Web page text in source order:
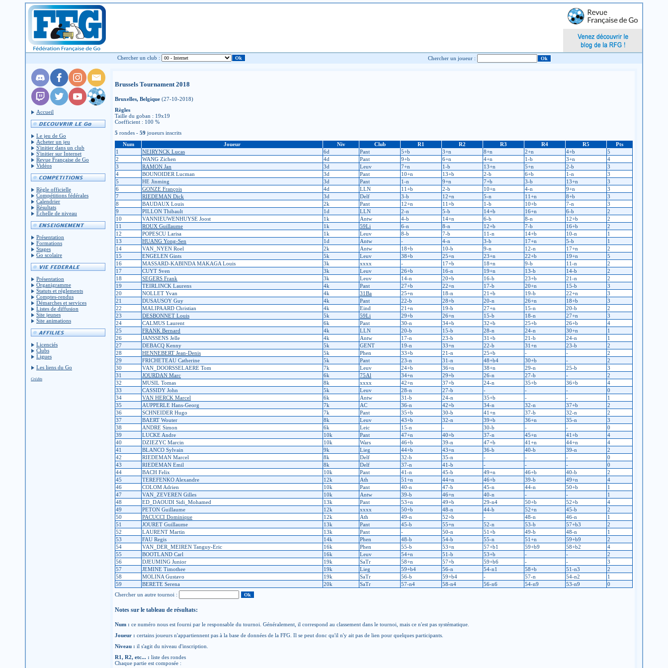
Chercher un club : Chercher un joueur :
Accueil
Le jeu de Go
Acheter un jeu
S'initier dans un club
S'initier sur Internet
Revue Française de Go
Vidéos
Règle officielle
Compétitions fédérales
Calendrier
Résultats
Échelle de niveau
Présentation
Formations
Stages
Go scolaire
Présentation
Organigramme
Statuts et réglements
Comptes-rendus
Démarches et services
Listes de diffusion
Site jeunes
Site animations
Licenciés
Clubs
Ligues
Les liens du Go
Crédits
Brussels Tournament 2018
Bruxelles, Belgique (27-10-2018)
Règles
Taille du goban : 19x19
Coefficient : 100 %
5 rondes - 59 joueurs inscrits
Num
Joueur Niv Club R1 R2 R3 R4 R5
Pts
1
NEIRYNCK Lucas 6d Pant 5+b 3+n 8+n 2+n 4+b
5
2
WANG Zichen 4d Pant 9+b 6+n 4+n 1-b 3+n
4
3
RAMON Jan 3d Leuv 7+n 1-b 13+n 5+n 2-b
3
4
BOUNOIDER Lucman 3d Pant 10+n 13+b 2-b 6+b 1-n
3
5
HE Jinming 3d Pant 1-n 9+n 7+b 3-b 13+n
3
6
GONZE François 4d LLN 11+b 2-b 10+n 4-n 9+n
3
7
RIEDEMAN Dick 3d Delf 3-b 12+n 5-n 11+n 8+b
3
8
BAUDAUX Louis 2k Pant 12+n 11+b 1-b 10+b 7-n
3
9
PILLON Thibault 1d LLN 2-n 5-b 14+b 16+n 6-b
2
10
VANNIEUWENHUYSE Joost 1k Antw 4-b 14+n 6-b 8-n 12+b
2
11
ROUX Guillaume 1k 59Li 6-n 8-n 12+b 7-b 16+b
2
12
POPESCU Larisa 1k Leuv 8-b 7-b 11-n 14+b 10-n
1
13
HUANG Yong-Sen 1d Antw - 4-n 3-b 17+n 5-b
1
14
VAN_NYEN Roel 2k Antw 18+b 10-b 9-n 12-n 17+n
2
15
ENGELEN Gints 5k Leuv 38+b 25+n 23+n 22+b 19+n
5
16
MASSARD-KABINDA MAKAGA Louis 3k xxxx - 17+b 18+n 9-b 11-n
2
17
CUYT Sven 3k Leuv 26+b 16-n 19+n 13-b 14-b
2
18
SEGERS Frank 3k Leuv 14-n 20+b 16-b 23+b 21-n
2
19
TEIRLINCK Laurens 4k Pant 27+b 22+n 17-b 20+n 15-b
3
20
NOLLET Yvan 4k 31Ba 25+n 18-n 21+b 19-b 22+n
3
21
DUSAUSOY Guy 4k Pant 22-b 28+b 20-n 26+n 18+b
3
22
MALIPAARD Christian 4k Eind 21+n 19-b 27+n 15-n 20-b
2
23
DESBONNET Louis 5k 59Li 29+b 26+n 15-b 18-n 27+n
3
24
CALMUS Laurent 6k Pant 30-n 34+b 32+b 25+b 26+b
4
25
FRANK Bernard 4k LLN 20-b 15-b 28-n 24-n 30+n
1
26
JANSSENS Jelle 4k Antw 17-n 23-b 31+b 21-b 24-n
1
27
DEBACQ Kenny 5k GENT 19-n 33+n 22-b 31+n 23-b
2
28
HENNEBERT Jean-Denis 5k Phen 33+b 21-n 25+b - -
2
29
FRICHETEAU Catherine 5k Pant 23-n 31-n 48+b4 30+b -
2
30
VAN_DOORSSELAERE Tom 7k Leuv 24+b 36+n 38+n 29-n 25-b
3
31
JOURDAN Marc 6k 75Al 34+n 29+b 26-n 27-b -
2
32
MUSIL Tomas 8k xxxx 42+n 37+b 24-n 35+b 36+b
4
33
CASSIDY John 5k Leuv 28-n 27-b - - -
0
34
VAN HERCK Marcel 6k Antw 31-b 24-n 35+b - -
1
35
AUPPERLE Hans-Georg 7k AC 36-n 42+b 34-n 32-n 37+b
2
36
SCHNEIDER Hugo 7k Pant 35+b 30-b 41+n 37-b 32-n
2
37
BAERT Wouter 8k Leuv 43+b 32-n 39+b 36+n 35-n
3
38
ANDRE Simon 6k Leic 15-n - 30-b - -
0
39
LUCKE Andre 10k Pant 47+n 40+b 37-n 45+n 41+b
4
40
DZIEZYC Marcin 10k Wars 46+b 39-n 47+b 41+n 44+n
4
41
BLANCO Sylvain 9k Lieg 44+b 43+n 36-b 40-b 39-n
2
42
RIEDEMAN Marcel 8k Delf 32-b 35-n - - -
0
43
RIEDEMAN Emil 8k Delf 37-n 41-b - - -
0
44
BACH Felix 10k Pant 41-n 45-b 49+n 46+b 40-b
2
45
TEREFENKO Alexandre 12k Ath 51+n 44+n 46+b 39-b 49+n
4
46
COLOM Adrien 10k Pant 40-n 47-b 45-n 44-n 50+b
1
47
VAN_ZEVEREN Gilles 10k Antw 39-b 46+n 40-n - -
1
48
ED_DAOUDI Sidi_Mohamed 13k Pant 53+n 49+b 29-n4 50+b 52+b
4
49
PETON Guillaume 12k xxxx 50+b 48-n 44-b 52+n 45-b
2
50
PACUCCI Dominique 12k Ath 49-n 52+b - 48-n 46-n
1
51
JOURET Guillaume 13k Pant 45-b 55+n 52-n 53-b 57+b3
2
52
LAURENT Martin 13k Pant - 50-n 51+b 49-b 48-n
1
53
FAU Regis 14k Phen 48-b 54-b 55-n 51+n 59+b9
2
54
VAN_DER_MEIREN Tanguy-Eric 16k Phen 55-b 53+n 57+b1 59+b9 58+b2
4
55
BOOTLAND Carl 16k Leuv 54+n 51-b 53+b - -
2
56
DJEUMING Junior 19k SaTr 58+n 57+b 59+b6 - -
3
57
JEMINE Timothee 19k Lieg 59+b4 56-n 54-n1 58+b 51-n3
2
58
MOLINA Gustavo 19k SaTr 56-b 59+b4 - 57-n 54-n2
1
59
BERETE Serena 20k SaTr 57-n4 58-n4 56-n6 54-n9 53-n9
0
Chercher un autre tournoi :
Notes sur le tableau de résultats:
Num : ce numéro nous est fourni par le responsable du tournoi. Généralement, il correspond au classement dans le tournoi, mais ce n'est pas systématique.
Joueur : certains joueurs n'appartiennent pas à la base de données de la FFG. Il se peut donc qu'il n'y ait pas de lien pour quelques participants.
Niveau : il s'agit du niveau d'inscription.
R1, R2, etc... : liste des rondes
Chaque partie est composée :